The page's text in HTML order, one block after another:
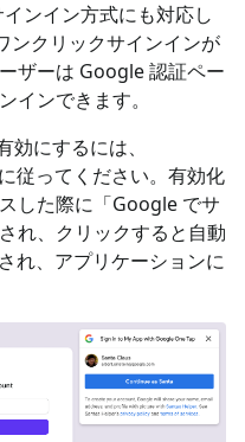
インイン方式にも対応し
ンクリックサインインが
ザーは Google 認証ペー
インできます。
にするには、
従ってください。有効化
した際に「Google でサ
れ、クリックすると自動
れ、アプリケーションに